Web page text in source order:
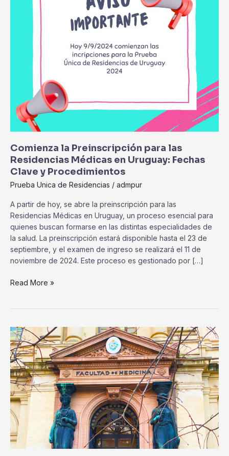
Comienza la Preinscripción para las
Residencias Médicas en Uruguay: Fechas
Clave y Procedimientos
Prueba Unica de Residencias / admpur
A partir de hoy, se abre la preinscripción para las
Residencias Médicas en Uruguay, un proceso esencial para
quienes buscan formarse en las distintas especialidades de
la salud. La preinscripción estará disponible hasta el 23 de
septiembre, y el examen de ingreso se realizará el 11 de
noviembre de 2024. Este proceso es gestionado por […]
Procedimientos
Read More »
Ya
está
la
fecha
de
la
PUR
2024!